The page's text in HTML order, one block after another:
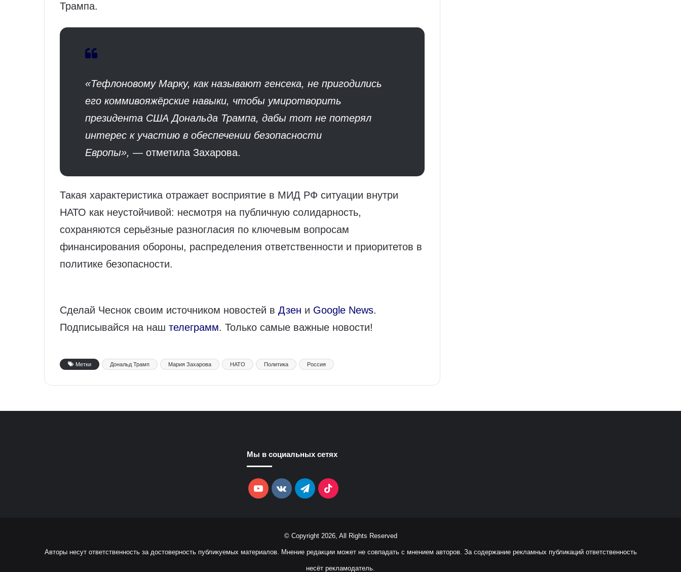
Трампа.
«Тефлоновому Марку, как называют генсека, не пригодились
его коммивояжёрские навыки, чтобы умиротворить
президента США Дональда Трампа, дабы тот не потерял
интерес к участию в обеспечении безопасности
Европы», — отметила Захарова.
Такая характеристика отражает восприятие в МИД РФ ситуации внутри
НАТО как неустойчивой: несмотря на публичную солидарность,
сохраняются серьёзные разногласия по ключевым вопросам
финансирования обороны, распределения ответственности и приоритетов в
политике безопасности.
Сделай Чеснок своим источником новостей в Дзен и Google News.
Подписывайся на наш телеграмм. Только самые важные новости!
Метки Дональд Трамп Мария Захарова НАТО Политика Россия
Мы в социальных сетях
YouTubevk.comTelegramTikTok
© Copyright 2026, All Rights Reserved
Авторы несут ответственность за достоверность публикуемых материалов. Мнение редакции может не совпадать с мнением авторов. За содержание рекламных публикаций ответственность
несёт рекламодатель.